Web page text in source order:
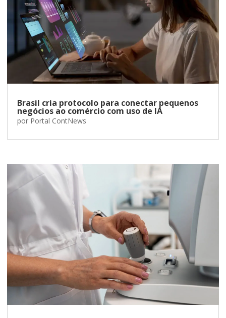
Brasil cria protocolo para conectar pequenos
negócios ao comércio com uso de IA
por Portal ContNews